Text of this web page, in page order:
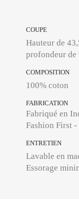
COUPE
Hauteur de
profondeur de
COMPOSITION
100% coton
FABRICATION
Fabriqué en
Fashion First -
ENTRETIEN
Lavable en
Essorage